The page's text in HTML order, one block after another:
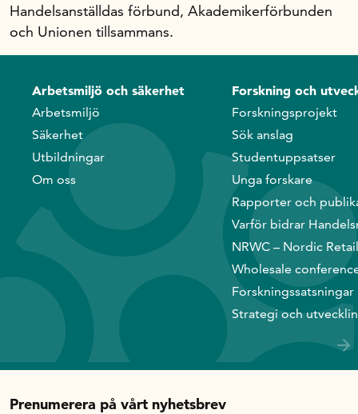
Handelsanställdas förbund, Akademikerförbunden
och Unionen tillsammans.
Arbetsmiljö och säkerhet
Arbetsmiljö
Säkerhet
Utbildningar
Om oss
Forskning och
Forskningsprojekt
Sök anslag
Studentuppsatser
Unga forskare
Rapporter och
Varför bidrar
NRWC – Nordic
Wholesale
Forskningssatsningar
Strategi och
Prenumerera på vårt nyhetsbrev